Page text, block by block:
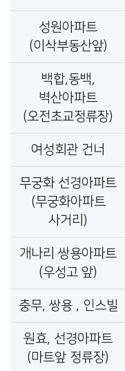
성원아파트
(이삭부동산앞)
백합,동백,
벽산아파트
(오전초교정류장)
여성회관 건너
무궁화 선경아파트
(무궁화아파트
사거리)
개나리 쌍용아파트
(우성고 앞)
충무, 쌍용 , 인스빌
원효, 선경아파트
(마트앞 정류장)